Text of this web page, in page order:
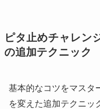
ピタ止めチャレン
の追加テクニック
基本的なコツをマスタ
を変えた追加テクニッ